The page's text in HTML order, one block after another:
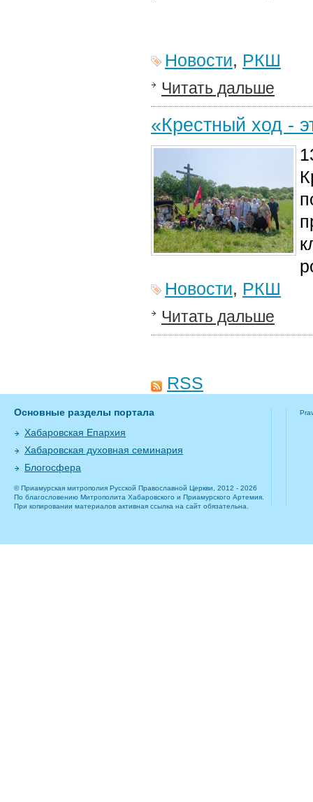
Новости, РКШ
Читать дальше
«Крестный ход -
Новости, РКШ
Читать дальше
RSS
Основные разделы портала
Хабаровская Епархия
Хабаровская духовная семинария
Блогосфера
© Приамурская митрополия Русской Православной Церкви, 2012 - 2026
По благословению Митрополита Хабаровского и Приамурского Артемия.
При копировании материалов активная ссылка на сайт обязательна.